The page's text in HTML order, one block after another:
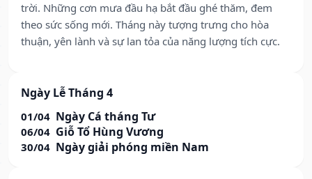
trời. Những cơn mưa đầu hạ bắt đầu ghé thăm, đem
theo sức sống mới. Tháng này tượng trưng cho hòa
thuận, yên lành và sự lan tỏa của năng lượng tích cực.
Ngày Lễ Tháng 4
01/04 Ngày Cá tháng Tư
06/04 Giỗ Tổ Hùng Vương
30/04 Ngày giải phóng miền Nam